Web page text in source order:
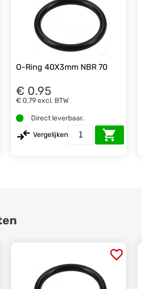
O-Ring 40X3mm NBR 70
€ 0.95
€ 0,79excl. BTW
Direct leverbaar.
Vergelijken